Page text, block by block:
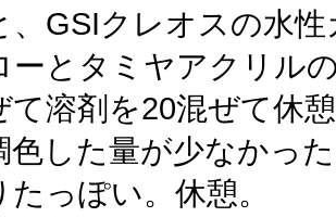
、GSIクレオスの水
ーとタミヤアクリル
て溶剤を20混ぜて休
色した量が少なかっ
たっぽい。休憩。